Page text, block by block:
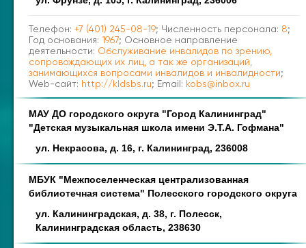
Телефон: +7 (401) 245-08-19; Численность персонала: 8;
Год основания: 1967; Основное направление
деятельности: Обслуживание инвалидов по зрению,
сопровождающих их лиц, а так же организаций,
занимающихся вопросами инвалидов и инвалидности;
Web-сайт: http://kldsbs.ru; Email: kobs@inbox.ru
МАУ ДО городского округа "Город Калининград"
"Детская музыкальная школа имени Э.Т.А. Гофмана"
ул. Некрасова, д. 16, г. Калининград, 236008
МБУК "Межпоселенческая централизованная
библиотечная система" Полесского городского округа
ул. Калининградская, д. 38, г. Полесск,
Калининградская область, 238630